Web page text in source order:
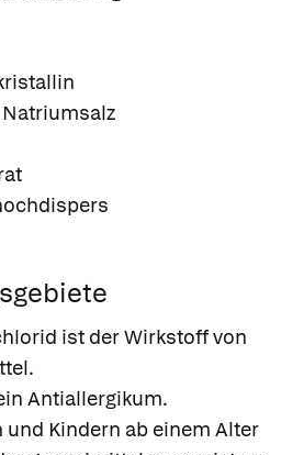
ist der Wirkstoff von
Antiallergikum.
und Kindern ab einem Alter